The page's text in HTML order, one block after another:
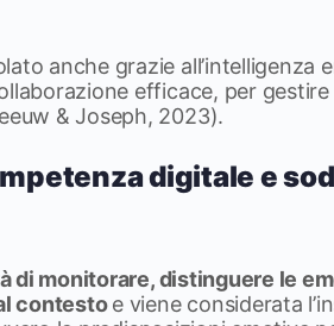
anche grazie all’intelligenza
efficace, per
& Joseph, 2023).
digitale e
di monitorare, distinguere le
contestoe viene considerata